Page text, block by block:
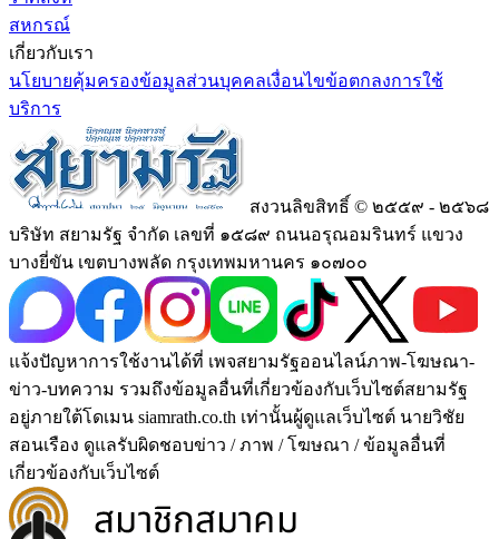
สหกรณ์
เกี่ยวกับเรา
นโยบายคุ้มครองข้อมูลส่วนบุคคลเงื่อนไขข้อตกลงการใช้
บริการ
สงวนลิขสิทธิ์ © ๒๕๕๙ - ๒๕๖๘
บริษัท สยามรัฐ จำกัด เลขที่ ๑๕๘๙ ถนนอรุณอมรินทร์ แขวง
บางยี่ขัน เขตบางพลัด กรุงเทพมหานคร ๑๐๗๐๐
แจ้งปัญหาการใช้งานได้ที่ เพจสยามรัฐออนไลน์ภาพ-โฆษณา-
ข่าว-บทความ รวมถึงข้อมูลอื่นที่เกี่ยวข้องกับเว็บไซต์สยามรัฐ
อยู่ภายใต้โดเมน siamrath.co.th เท่านั้นผู้ดูแลเว็บไซต์ นายวิชัย
สอนเรือง ดูแลรับผิดชอบข่าว / ภาพ / โฆษณา / ข้อมูลอื่นที่
เกี่ยวข้องกับเว็บไซต์